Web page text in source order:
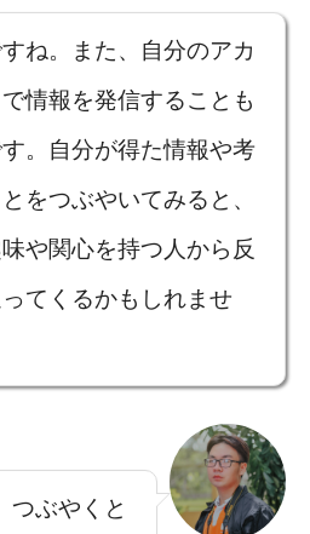
ね。また、自分のアカ
情報を発信することも
。自分が得た情報や考
をつぶやいてみると、
や関心を持つ人から反
てくるかもしれませ
つぶやくと